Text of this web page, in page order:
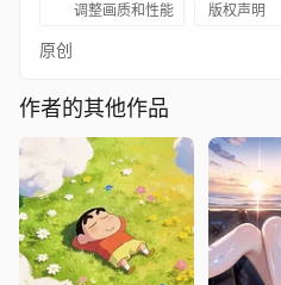
调整画质和性能 版权声明
原创
作者的其他作品